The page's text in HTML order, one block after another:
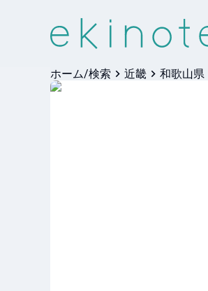
ホーム/検索 近畿 和歌山県